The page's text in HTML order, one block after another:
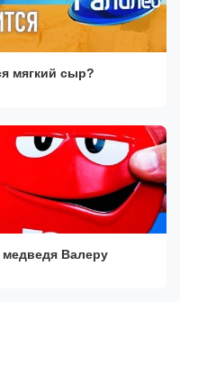
мягкий сыр?
медведя Валеру